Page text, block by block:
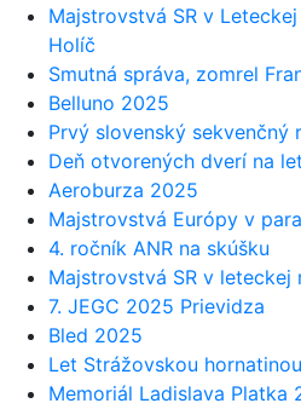
Majstrovstvá SR v
Holíč
Smutná správa, zomrel
Belluno 2025
Prvý slovenský sekvenčný
Deň otvorených dverí na
Aeroburza 2025
Majstrovstvá Európy v
4. ročník ANR na skúšku
Majstrovstvá SR v leteckej
7. JEGC 2025 Prievidza
Bled 2025
Let Strážovskou
Memoriál Ladislava Platka